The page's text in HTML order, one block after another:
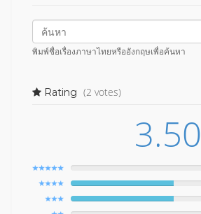
พิมพ์ชื่อเรื่องภาษาไทยหรืออังกฤษเพื่อค้นหา
Rating (2 votes)
3.50